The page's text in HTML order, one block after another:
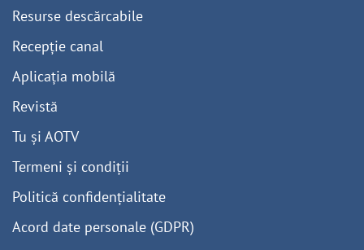
Resurse descărcabile
Recepție canal
Aplicația mobilă
Revistă
Tu și AOTV
Termeni și condiții
Politică confidențialitate
Acord date personale (GDPR)